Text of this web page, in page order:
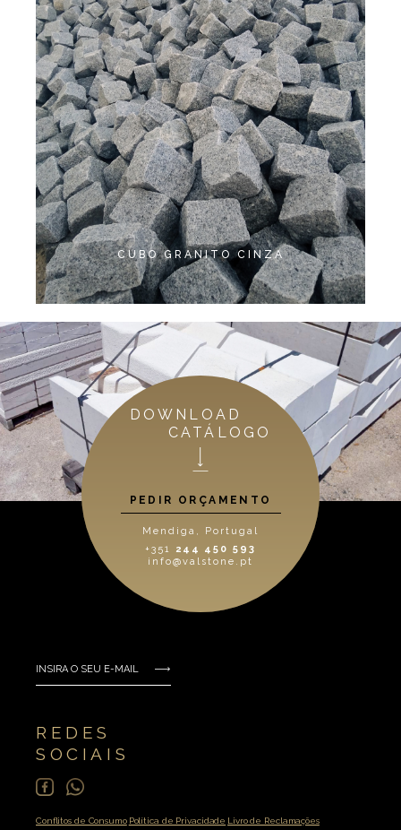
CUBO GRANITO CINZA
REDES
SOCIAIS
Conflitos de Consumo Política de Privacidade Livro de Reclamações
DOWNLOAD
CATÁLOGO
PEDIR ORÇAMENTO
Mendiga, Portugal
+351
244 450 593
info@valstone.pt